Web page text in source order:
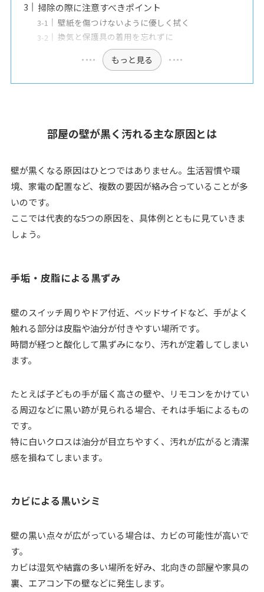
掃除の際に注意すべきポイント
壁紙を傷つけないように優しく拭く
換気と保護具の着用を忘れずに
もっと見る
部屋の壁が黒く汚れる主な原因とは
壁が黒くなる原因はひとつではありません。生活習慣や環
境、家電の配置など、複数の要因が絡み合っていることが多
いのです。
ここでは代表的な5つの原因を、具体例とともに見ていきま
しょう。
手垢・皮脂による黒ずみ
壁のスイッチ周りやドア付近、ベッドサイドなど、手がよく
触れる部分は皮脂や油分が付きやすい場所です。
時間が経つと酸化して黒ずみになり、汚れが定着してしまい
ます。
たとえば子どもの手が届く高さの壁や、リモコンをかけてい
る周辺などに黒い跡が見られる場合、それは手垢によるもの
です。
特に白いクロスは油分が目立ちやすく、汚れが広がると清潔
感を損ねてしまいます。
カビによる黒いシミ
壁の黒い点々が広がっている場合は、カビの可能性が高いで
す。
カビは湿気や結露の多い場所を好み、北向きの部屋や家具の
裏、エアコン下の壁などに発生します。